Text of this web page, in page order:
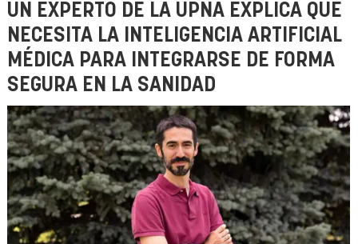
UN EXPERTO DE LA UPNA EXPLICA QUÉ
NECESITA LA INTELIGENCIA ARTIFICIAL
MÉDICA PARA INTEGRARSE DE FORMA
SEGURA EN LA SANIDAD